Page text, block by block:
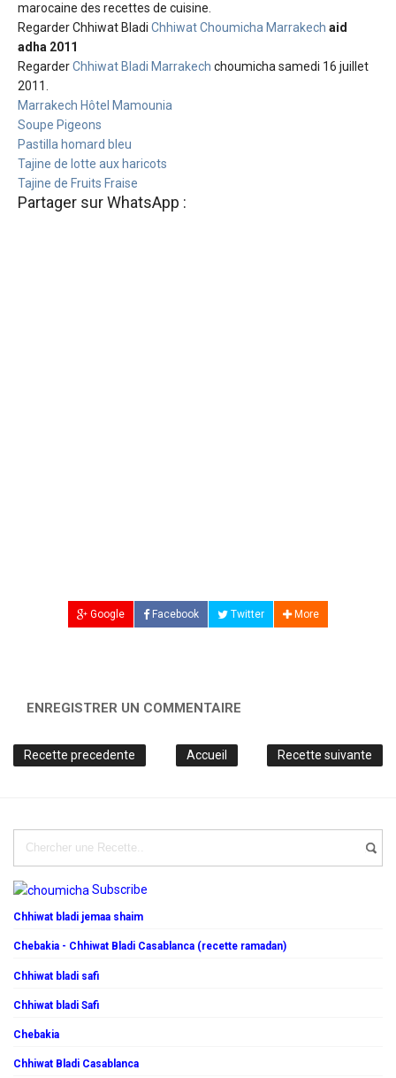
marocaine des recettes de cuisine.
Regarder Chhiwat Bladi Chhiwat Choumicha Marrakech aid
adha 2011
RegarderChhiwat Bladi Marrakech choumicha samedi 16 juillet
2011.
Marrakech Hôtel Mamounia
Soupe Pigeons
Pastilla homard bleu
Tajine de lotte aux haricots
Tajine de Fruits Fraise
Partager sur WhatsApp :
Google Facebook Twitter More
ENREGISTRER UN COMMENTAIRE
Recette precedente Recette suivante
Accueil
Subscribe
Chhiwat bladi jemaa shaim
Chebakia - Chhiwat Bladi Casablanca (recette ramadan)
Chhiwat bladi safi
Chhiwat bladi Safi
Chebakia
Chhiwat Bladi Casablanca